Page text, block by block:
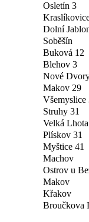
Osletín 3
Dolní
Soběšín
Buková 12
Blehov 3
Nové
Makov 29
Všemyslice
Struhy 31
Velká
Plískov 31
Myštice 41
Machov
Ostrov u
Makov
Křakov
Broučkova